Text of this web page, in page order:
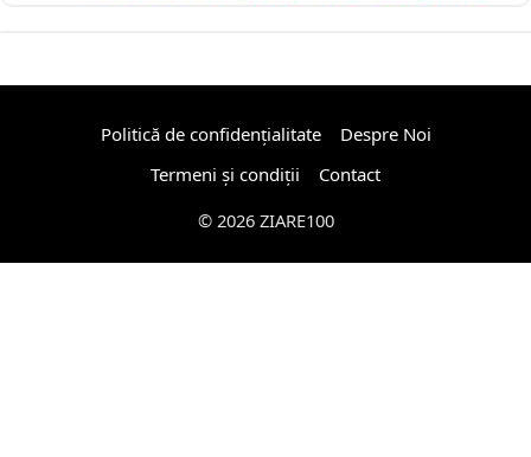
Politică de confidențialitate
Despre Noi
Termeni și condiții
Contact
© 2026 ZIARE100